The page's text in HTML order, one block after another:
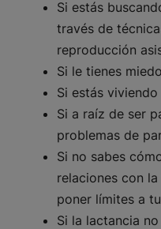
Si estás
través de
reproducción
Si le tienes
Si estás
Si a raíz de ser
problemas de
Si no sabes
relaciones con
poner límites a
Si la lactancia